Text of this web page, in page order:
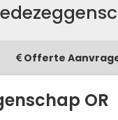
Offerte
OR